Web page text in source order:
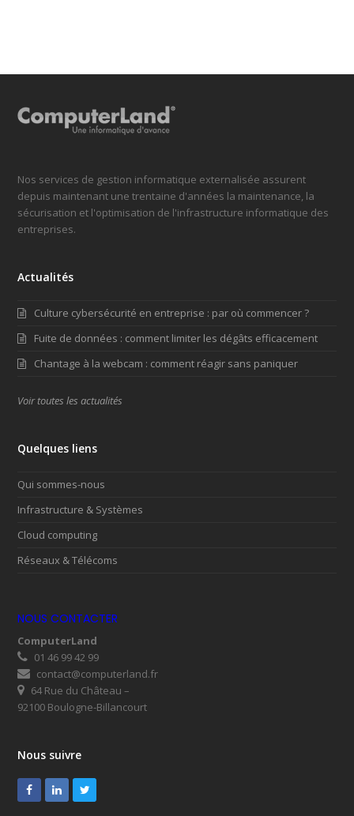
Nos services de gestion informatique externalisée assurent
depuis maintenant une trentaine d'années la maintenance, la
sécurisation et l'optimisation de l'infrastructure informatique des
entreprises.
Actualités
Culture cybersécurité en entreprise : par où commencer ?
Fuite de données : comment limiter les dégâts efficacement
Chantage à la webcam : comment réagir sans paniquer
Voir toutes les actualités
Quelques liens
Qui sommes-nous
Infrastructure & Systèmes
Cloud computing
Réseaux & Télécoms
NOUS CONTACTER
ComputerLand
01 46 99 42 99
contact@computerland.fr
64 Rue du Château –
92100 Boulogne-Billancourt
Nous suivre
Facebook
LinkedInTwitter